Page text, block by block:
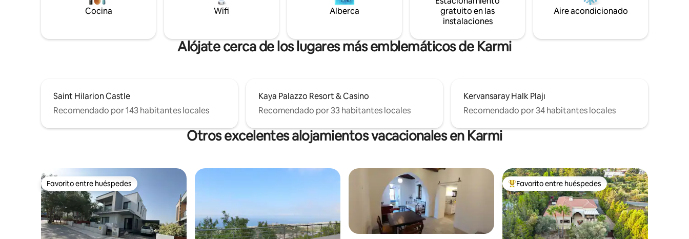
mismo nivel de calidad, las mismas
Cocina Wifi Alberca
gratuito en las
instalaciones
Aire acondicionado
Alójate cerca de los lugares más emblemáticos de Karmi
Saint Hilarion Castle
Recomendado por 143 habitantes locales
Kaya Palazzo Resort & Casino
Recomendado por 33 habitantes locales
Kervansaray Halk Plajı
Recomendado por 34 habitantes locales
Otros excelentes alojamientos vacacionales en Karmi
Favorito entre huéspedes
Favorito entre huéspedes De los mejores en Favorito entre huéspedes
Favorito entre huéspedes